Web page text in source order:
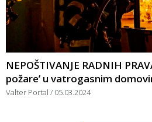
NEPOŠTIVANJE RADNIH
požare’ u vatrogasnim
Valter Portal 05.03.2024